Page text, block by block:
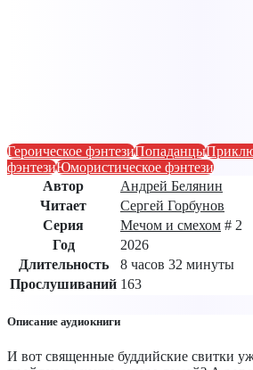
Героическое фэнтезиПопаданцы
фэнтезиЮмористическое фэнтези
Автор
Андрей Белянин
Читает
Сергей Горбунов
Серия
Мечом и смехом # 2
Год
2026
Длительность
8 часов 32 минуты
Прослушиваний 163
Описание аудиокниги
И вот священные буддийские свитки